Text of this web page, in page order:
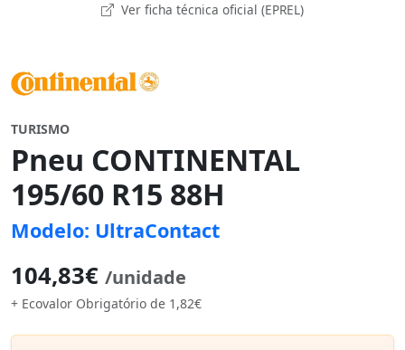
Ver ficha técnica oficial (EPREL)
TURISMO
Pneu CONTINENTAL
195/60 R15 88H
Modelo: UltraContact
104,83€ /unidade
+ Ecovalor Obrigatório de 1,82€